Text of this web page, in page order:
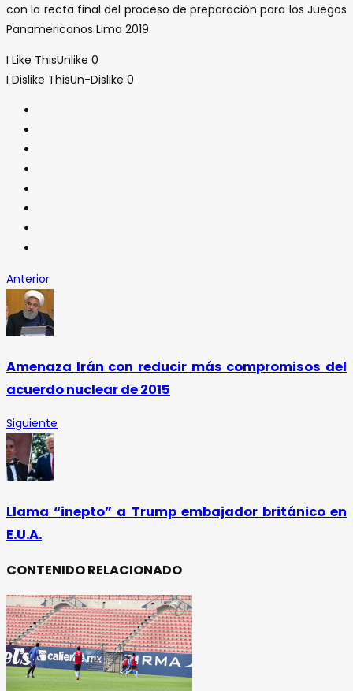
con la recta final del proceso de preparación para los Juegos
Panamericanos Lima 2019.
I Like ThisUnlike 0
I Dislike ThisUn-Dislike 0
Anterior
Amenaza Irán con reducir más compromisos del
acuerdo nuclear de 2015
Siguiente
Llama “inepto” a Trump embajador británico en
E.U.A.
CONTENIDO RELACIONADO